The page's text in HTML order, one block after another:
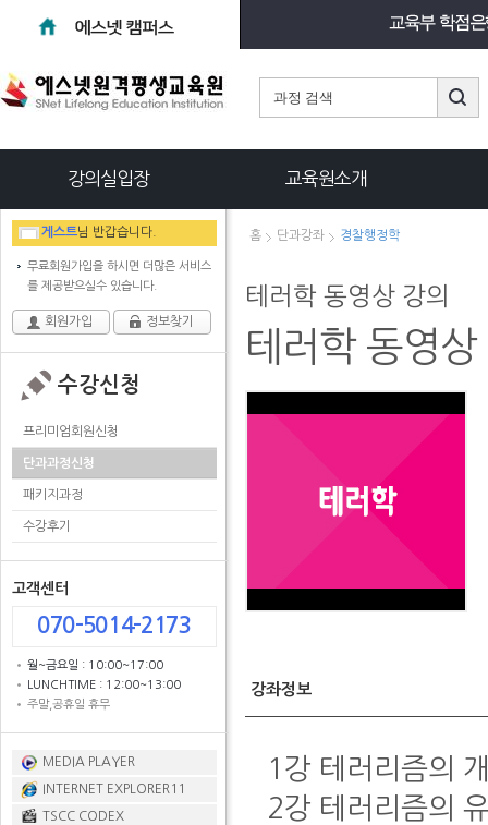
강의실입장 교육원소개
게스트님 반갑습니다.
무료회원가입을 하시면 더많은 서비스
를 제공받으실수 있습니다.
회원가입 정보찾기
수강신청
프리미엄회원신청
단과과정신청
패키지과정
수강후기
고객센터
070-5014-2173
월~금요일 : 10:00~17:00
LUNCHTIME : 12:00~13:00
주말,공휴일 휴무
MEDIA PLAYER
INTERNET EXPLORER11
TSCC CODEX
홈 단과강좌 경찰행정학
테러학 동영상 강의
테러학 동영상
강좌정보
1강 테러리즘의
2강 테러리즘의